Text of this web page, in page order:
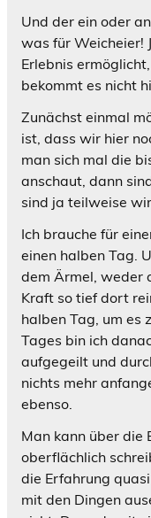
Und der ein oder
was für Weicheier!
Erlebnis
bekommt es nicht
Zunächst einmal
ist, dass wir hier
man sich mal die
anschaut, dann
sind ja teilweise
Ich brauche für
einen halben Tag.
dem Ärmel, weder
Kraft so tief dort
halben Tag, um es
Tages bin ich
aufgegeilt und
nichts mehr
ebenso.
Man kann über die
oberflächlich
die Erfahrung
mit den Dingen